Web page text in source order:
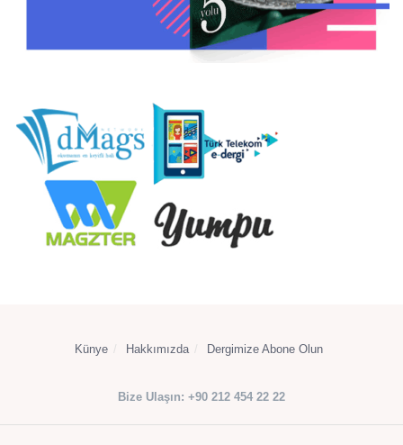
Künye Hakkımızda Dergimize Abone Olun
Bize Ulaşın: +90 212 454 22 22